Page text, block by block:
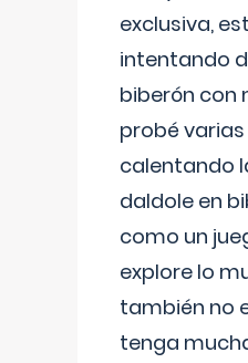
exclusiva,
intentando
biberón con
probé
calentando
daldole en
como un
explore lo
también no
tenga